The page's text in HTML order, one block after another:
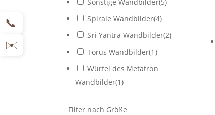
Spirale Wandbilder(4)
Sri Yantra Wandbilder(2)
Torus Wandbilder(1)
Würfel des Metatron
Wandbilder(1)
Filter nach Größe
📞
✉️